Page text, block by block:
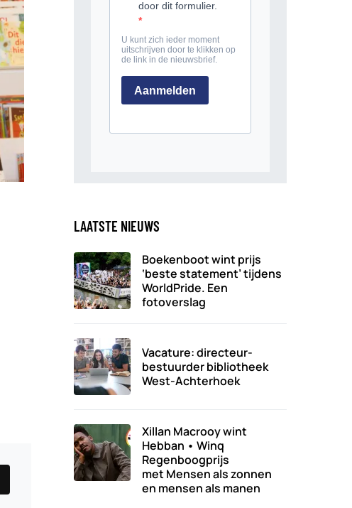
LAATSTE NIEUWS
Boekenboot wint prijs
‘beste statement’ tijdens
WorldPride. Een
fotoverslag
Vacature: directeur-
bestuurder bibliotheek
West-Achterhoek
Xillan Macrooy wint
Hebban • Winq
Regenboogprijs
met Mensen als zonnen
en mensen als manen